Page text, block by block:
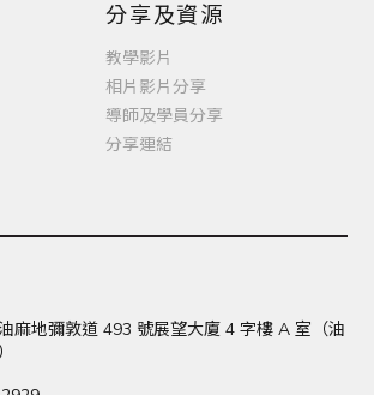
分享及資源
教學影片
相片影片分享
導師及學員分享
分享連結
麻地彌敦道 493 號展望大廈 4 字樓 A 室（油